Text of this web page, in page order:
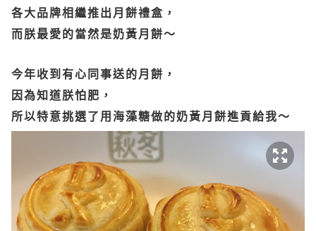
各大品牌相繼推出月餅禮盒，
而朕最愛的當然是奶黃月餅～
今年收到有心同事送的月餅，
因為知道朕怕肥，
所以特意挑選了用海藻糖做的奶黃月餅進貢給我～